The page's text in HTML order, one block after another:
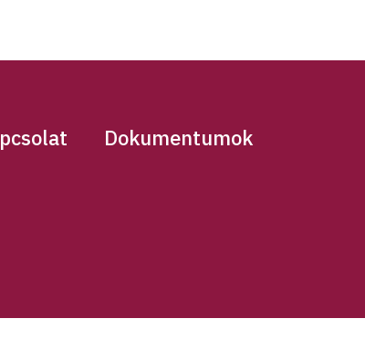
Dokumentumok